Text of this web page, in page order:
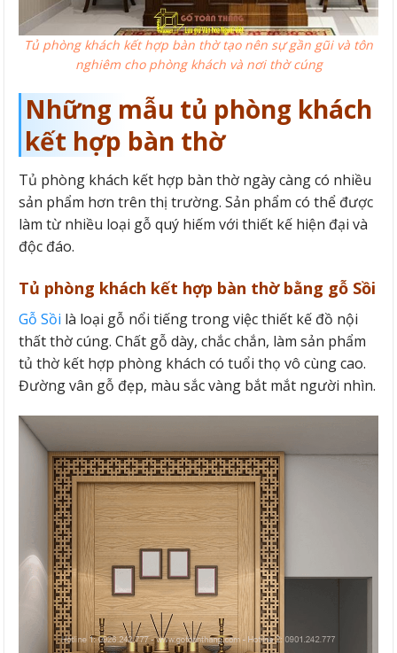
Tủ phòng khách kết hợp bàn thờ tạo nên sự gần gũi và tôn
nghiêm cho phòng khách và nơi thờ cúng
Những mẫu tủ phòng khách
kết hợp bàn thờ
Tủ phòng khách kết hợp bàn thờ ngày càng có nhiều
sản phẩm hơn trên thị trường. Sản phẩm có thể được
làm từ nhiều loại gỗ quý hiếm với thiết kế hiện đại và
độc đáo.
Tủ phòng khách kết hợp bàn thờ bằng gỗ Sồi
Gỗ Sồi là loại gỗ nổi tiếng trong việc thiết kế đồ nội
thất thờ cúng. Chất gỗ dày, chắc chắn, làm sản phẩm
tủ thờ kết hợp phòng khách có tuổi thọ vô cùng cao.
Đường vân gỗ đẹp, màu sắc vàng bắt mắt người nhìn.